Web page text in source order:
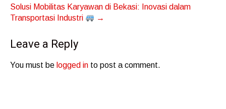
Solusi Mobilitas Karyawan di Bekasi: Inovasi dalam
Transportasi Industri
→
Leave a Reply
You must be logged in to post a comment.